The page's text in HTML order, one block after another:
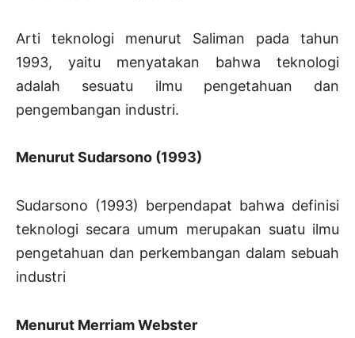
Arti teknologi menurut Saliman pada tahun
1993, yaitu menyatakan bahwa teknologi
adalah sesuatu ilmu pengetahuan dan
pengembangan industri.
Menurut Sudarsono (1993)
Sudarsono (1993) berpendapat bahwa definisi
teknologi secara umum merupakan suatu ilmu
pengetahuan dan perkembangan dalam sebuah
industri
Menurut Merriam Webster